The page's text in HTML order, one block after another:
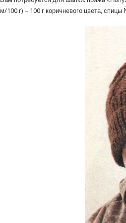
м/100 г) – 100 г коричневого цвета,